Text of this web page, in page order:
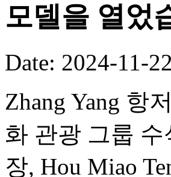
모델을 열었
Date: 2024-11-22
Zhang Yang 항
화 관광 그룹 수
장, Hou Miao